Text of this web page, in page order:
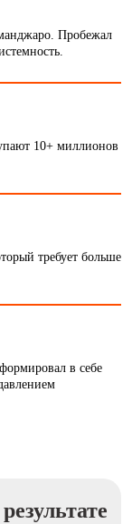
Пробежал
10+ миллионов
требует больше
в себе